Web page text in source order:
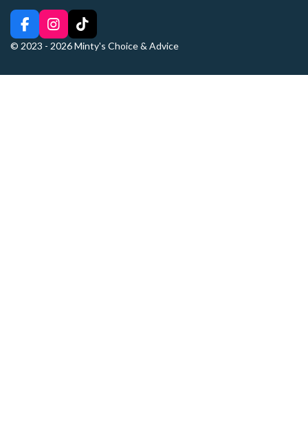
F
a
I
n
T
i
© 2023 - 2026 Minty's Choice & Advice